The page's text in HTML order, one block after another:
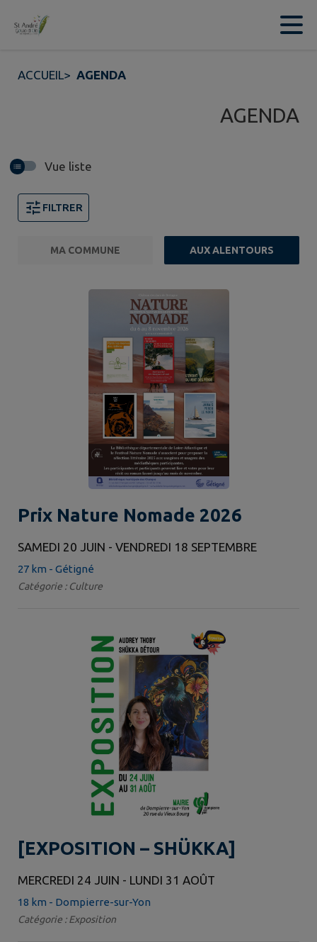
Contenu
ACCUEIL> AGENDA
AGENDA
Vue liste
FILTRER
MA COMMUNE AUX ALENTOURS
Prix Nature Nomade 2026
SAMEDI 20 JUIN - VENDREDI 18 SEPTEMBRE
27 km - Gétigné
Catégorie : Culture
[EXPOSITION – SHÜKKA]
MERCREDI 24 JUIN - LUNDI 31 AOÛT
18 km - Dompierre-sur-Yon
Catégorie : Exposition